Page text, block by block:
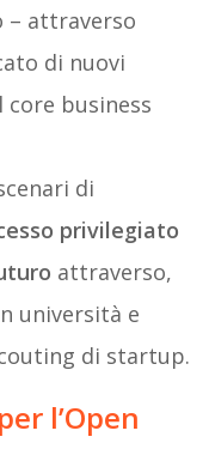
– attraverso
di nuovi
business
di
privilegiato
attraverso,
università e
di startup.
l’Open